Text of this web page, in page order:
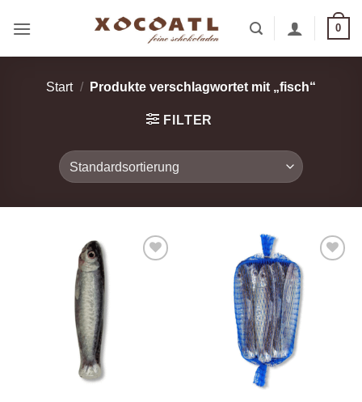
Inhalt
0
Start / Produkte verschlagwortet mit „fisch“
FILTER
Wunschliste
hinzufügen